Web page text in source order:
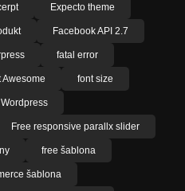
Expecto theme
Facebook API 2.7
fatal error
Awesome font size
Free responsive parallx slider
free šablona
šablona